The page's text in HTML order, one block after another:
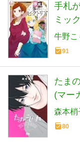
手札
ミッ
牛野こ
91
たま
(マー
森本梢
80